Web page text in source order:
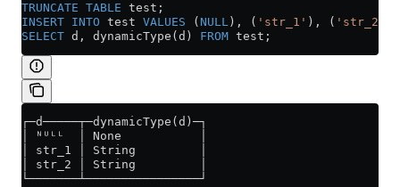
TRUNCATE TABLE test;
INSERT INTO test VALUES ( NULL ), ( 'str_1' ), ( 'str_2'
SELECT d, dynamicType(d) FROM test;
┌─d─────┬─dynamicType(d)─┐
│ ᴺᵁᴸᴸ  │ None           │
│ str_1 │ String         │
│ str_2 │ String         │
└───────┴────────────────┘